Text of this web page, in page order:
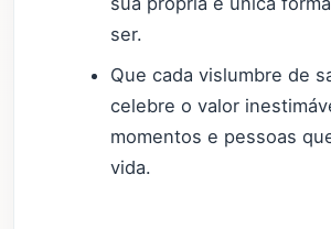
ser.
Que cada vislumbre de
celebre o valor
momentos e pessoas
vida.